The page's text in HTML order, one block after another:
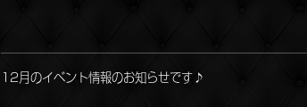
12月のイベント情報のお知らせです♪